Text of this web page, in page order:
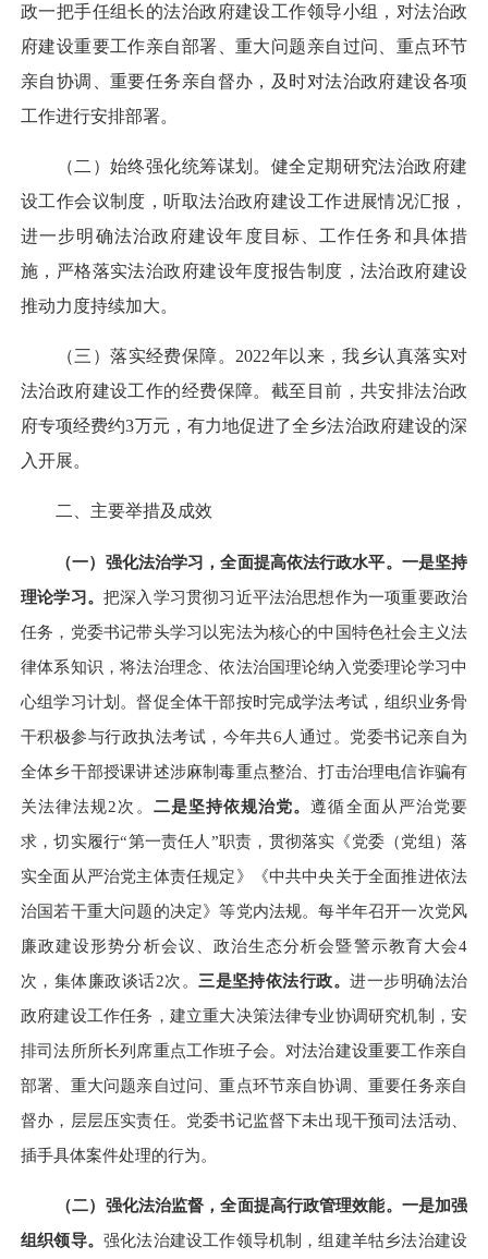
政一把手任组长的法治政府建设工作领导小组，对法治政
府建设重要工作亲自部署、重大问题亲自过问、重点环节
亲自协调、重要任务亲自督办，及时对法治政府建设各项
工作进行安排部署。
（二）始终强化统筹谋划。健全定期研究法治政府建
设工作会议制度，听取法治政府建设工作进展情况汇报，
进一步明确法治政府建设年度目标、工作任务和具体措
施，严格落实法治政府建设年度报告制度，法治政府建设
推动力度持续加大。
（三）落实经费保障。2022年以来，我乡认真落实对
法治政府建设工作的经费保障。截至目前，共安排法治政
府专项经费约3万元，有力地促进了全乡法治政府建设的深
入开展。
二、主要举措及成效
（一）强化法治学习，全面提高依法行政水平。 一是坚持
理论学习。 把深入学习贯彻习近平法治思想作为一项重要政治
任务，党委书记带头学习以宪法为核心的中国特色社会主义法
律体系知识，将法治理念、依法治国理论纳入党委理论学习中
心组学习计划。督促全体干部按时完成学法考试，组织业务骨
干积极参与行政执法考试，今年共6 人通过。党委书记亲自为
全体乡干部授课讲述涉麻制毒重点整治、打击治理电信诈骗有
关法律法规2次 。 二是坚持依规治党。遵循全面从严治党要
求，切实履行“第一责任人”职责，贯彻落实《党委（党组）落
实全面从严治党主体责任规定》《中共中央关于全面推进依法
治国若干重大问题的决定》等党内法规。每半年召开一次党风
廉政建设形势分析会议、政治生态分析会暨警示教育大会4
次 ， 集体廉政谈话2次。 三是坚持依法行政。进一步明确法治
政府建设工作任务，建立重大决策法律专业协调研究机制，安
排司法所所长列席重点工作班子会。对法治建设重要工作亲自
部署、重大问题亲自过问、重点环节亲自协调、重要任务亲自
督办，层层压实责任。党委书记监督下未出现干预司法活动、
插手具体案件处理的行为。
（二）强化法治监督，全面提高行政管理效能。 一是加强
组织领导。 强化法治建设工作领导机制，组建羊牯乡法治建设